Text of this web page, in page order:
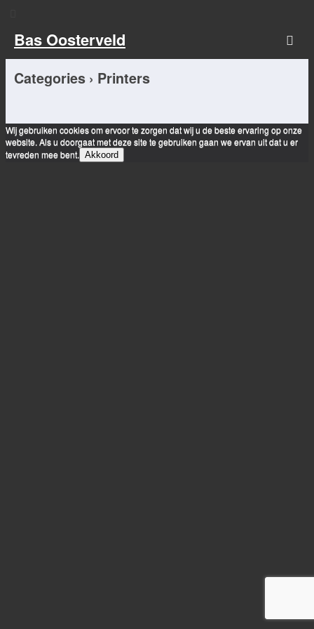
Bas Oosterveld
Categories › Printers
Wij gebruiken cookies om ervoor te zorgen dat wij u de beste ervaring op onze
website. Als u doorgaat met deze site te gebruiken gaan we ervan uit dat u er
tevreden mee bent. Akkoord